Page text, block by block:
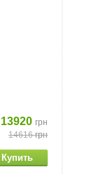
13920 грн
14616грн